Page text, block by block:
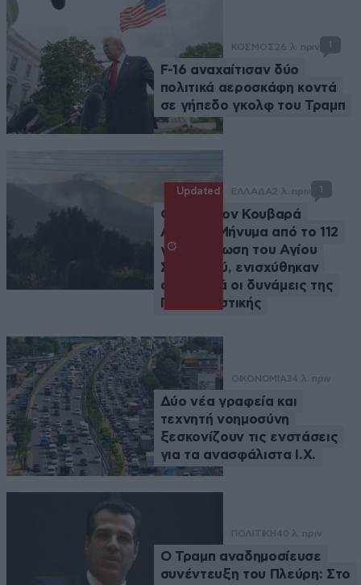
ΚΟΣΜΟΣ26 λ. πριν
F-16 αναχαίτισαν δύο
πολιτικά αεροσκάφη κοντά
σε γήπεδο γκολφ του Τραμπ
Updated ΕΛΛΑΔΑ2 λ. πριν 1
Φωτιά στον Κουβαρά
Αττικής: Μήνυμα από το 112
για εκκένωση του Αγίου
Στυλιανού, ενισχύθηκαν
σημαντικά οι δυνάμεις της
Πυροσβεστικής
ΟΙΚΟΝΟΜΙΑ34 λ. πριν
Δύο νέα γραφεία και
τεχνητή νοημοσύνη
ξεσκονίζουν τις ενστάσεις
για τα ανασφάλιστα Ι.Χ.
ΠΟΛΙΤΙΚΗ40 λ. πριν
Ο Τραμπ αναδημοσίευσε
συνέντευξη του Πλεύρη: Στο